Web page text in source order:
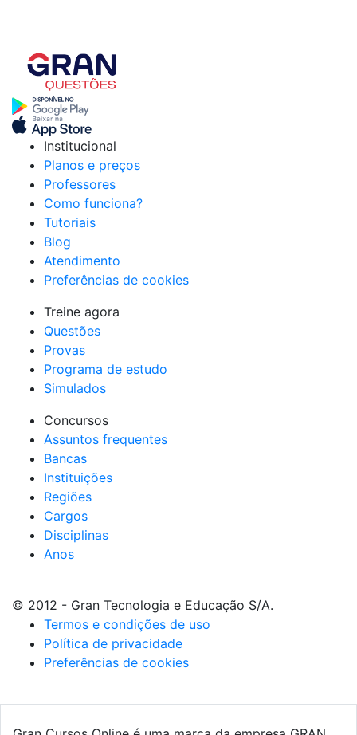
Institucional
Planos e preços
Professores
Como funciona?
Tutoriais
Blog
Atendimento
Preferências de cookies
Treine agora
Questões
Provas
Programa de estudo
Simulados
Concursos
Assuntos frequentes
Bancas
Instituições
Regiões
Cargos
Disciplinas
Anos
© 2012 - Gran Tecnologia e Educação S/A.
Termos e condições de uso
Política de privacidade
Preferências de cookies